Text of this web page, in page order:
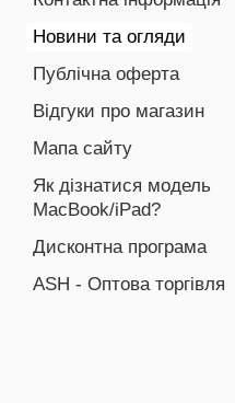
Новини та огляди
Публічна оферта
Відгуки про магазин
Мапа сайту
Як дізнатися модель
MacBook/iPad?
Дисконтна програма
ASH - Оптова торгівля